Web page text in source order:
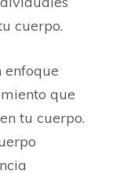
cuerpo.
enfoque
que
tu cuerpo.